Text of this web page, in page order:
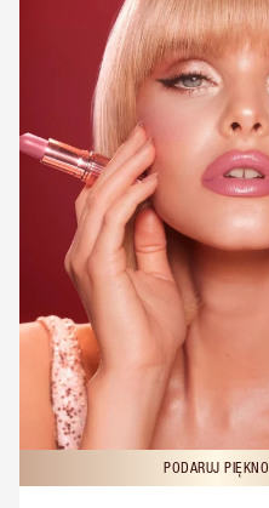
PODARUJ PIĘKNO